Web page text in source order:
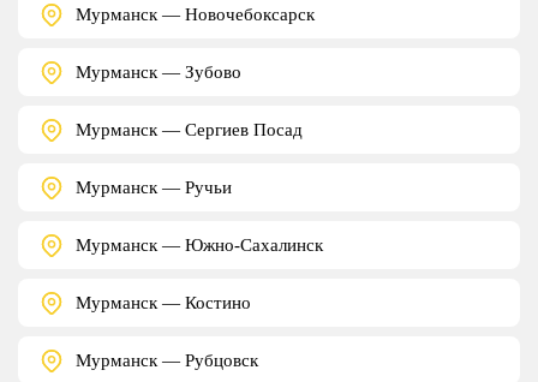
Мурманск — Новочебоксарск
Мурманск — Зубово
Мурманск — Сергиев Посад
Мурманск — Ручьи
Мурманск — Южно-Сахалинск
Мурманск — Костино
Мурманск — Рубцовск